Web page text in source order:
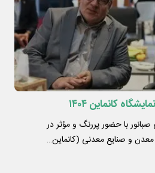
کانماین ۱۴۰۴
با حضور پررنگ و مؤثر در
معدن و صنایع معدنی (کانماین…